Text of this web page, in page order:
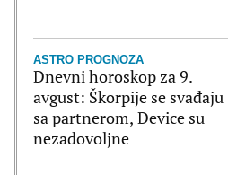
ASTRO PROGNOZA
Dnevni horoskop za 9.
avgust: Škorpije se svađaju
sa partnerom, Device su
nezadovoljne